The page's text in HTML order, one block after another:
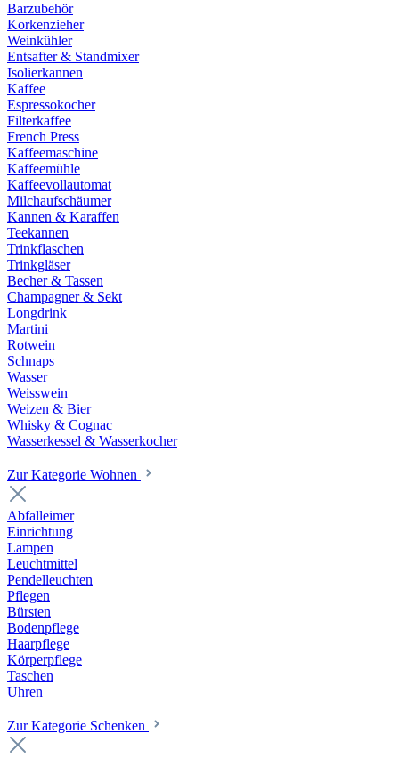
Barzubehör
Korkenzieher
Weinkühler
Entsafter & Standmixer
Isolierkannen
Kaffee
Espressokocher
Filterkaffee
French Press
Kaffeemaschine
Kaffeemühle
Kaffeevollautomat
Milchaufschäumer
Kannen & Karaffen
Teekannen
Trinkflaschen
Trinkgläser
Becher & Tassen
Champagner & Sekt
Longdrink
Martini
Rotwein
Schnaps
Wasser
Weisswein
Weizen & Bier
Whisky & Cognac
Wasserkessel & Wasserkocher
Zur Kategorie Wohnen
Abfalleimer
Einrichtung
Lampen
Leuchtmittel
Pendelleuchten
Pflegen
Bürsten
Bodenpflege
Haarpflege
Körperpflege
Taschen
Uhren
Zur Kategorie Schenken